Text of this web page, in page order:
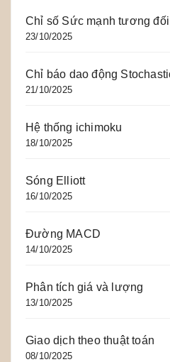
Chỉ số Sức mạnh tương đối
23/10/2025
Chỉ báo dao động
21/10/2025
Hệ thống ichimoku
18/10/2025
Sóng Elliott
16/10/2025
Đường MACD
14/10/2025
Phân tích giá và lượng
13/10/2025
Giao dịch theo thuật toán
08/10/2025